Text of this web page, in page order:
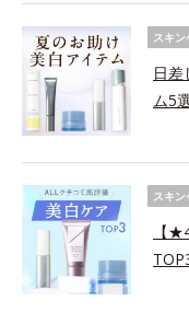
スキ
日
ム5
スキ
【